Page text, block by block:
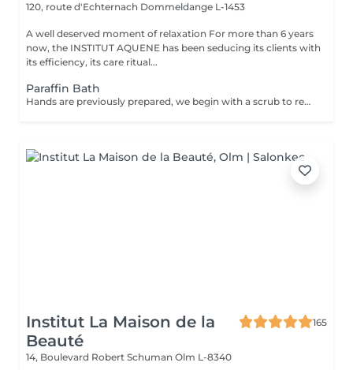
120, route d'Echternach Dommeldange L-1453
A well deserved moment of relaxation For more than 6 years
now, the INSTITUT AQUENE has been seducing its clients with
its efficiency, its care ritual...
Paraffin Bath
Hands are previously prepared, we begin with a scrub to remove dead skin, followed by a thick cream. With the heat of the paraffi,, the blood circulation is activated and allows you to enter the active cream deep principles, reducing dryness and rough skin and thus providing greater softness and hydration to the skin and more mobility of joints.
Institut La Maison de la
Beauté
165
14, Boulevard Robert Schuman Olm L-8340